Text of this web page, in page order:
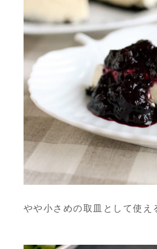
やや小さめの取皿として使え